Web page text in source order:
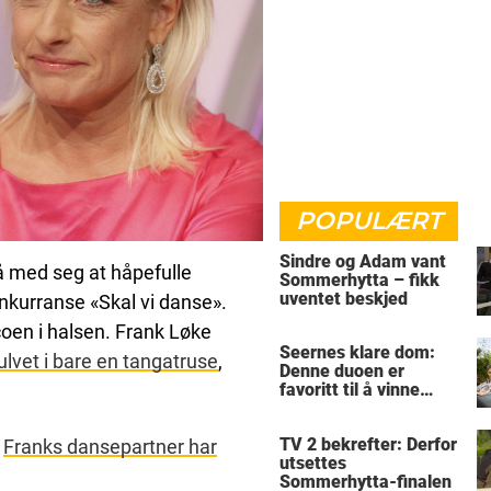
med seg at håpefulle
«Skal vi danse».
i halsen. Frank Løke
i bare en tangatruse,
Franks dansepartner har
POPULÆRT
Sindre og Adam vant
Sommerhytta – fikk
uventet beskjed
Seernes klare dom:
Denne duoen er
favoritt til å vinne
TV 2 bekrefter: Derfor
utsettes
Sommerhytta-finalen